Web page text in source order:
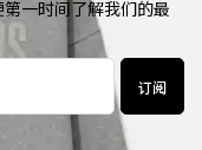
一时间了解我们的最
订阅